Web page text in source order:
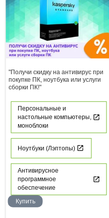
"Получи скидку на антивирус при
покупке ПК, ноутбука или услуги
сборки ПК!"
Персональные и
настольные компьютеры,
моноблоки
Ноутбуки (Лэптопы)
Антивирусное
программное
обеспечение
Купить